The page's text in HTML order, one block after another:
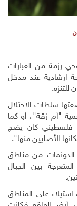
رزمة من العبارات
ارشادية عند مدخل
للتنزه.
سلطات الاحتلال
"أم زقة"، أو كما
فلسطيني كان يضج
الأصليين منها."
من مناطق
بين الجبال
.
على المناطق